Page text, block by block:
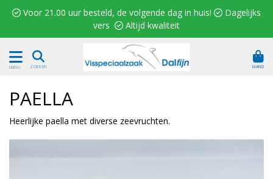
 Voor 21.00 uur besteld, de volgende dag in huis!  Dagelijks
vers  Altijd kwaliteit
MENU ZOEKEN MAND
PAELLA
Heerlijke paella met diverse zeevruchten.